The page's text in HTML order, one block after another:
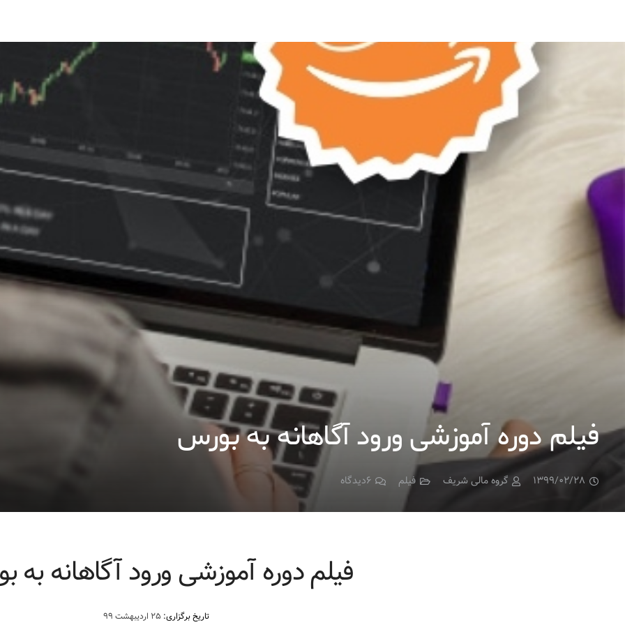
فیلم دوره آموزشی ورود آگاهانه به بورس
۱۳۹۹/۰۲/۲۸ گروه مالی شریف فیلم ۶دیدگاه
فیلم دوره آموزشی ورود آگاهانه به
تاریخ برگزاری: